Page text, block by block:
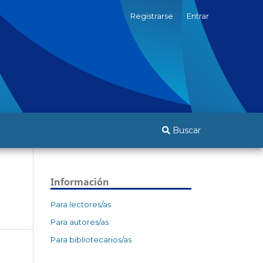
Buscar
Registrarse Entrar
Información
Para lectores/as
Para autores/as
Para bibliotecarios/as